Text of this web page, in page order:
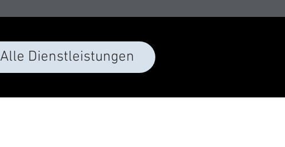
Alle Dienstleistungen